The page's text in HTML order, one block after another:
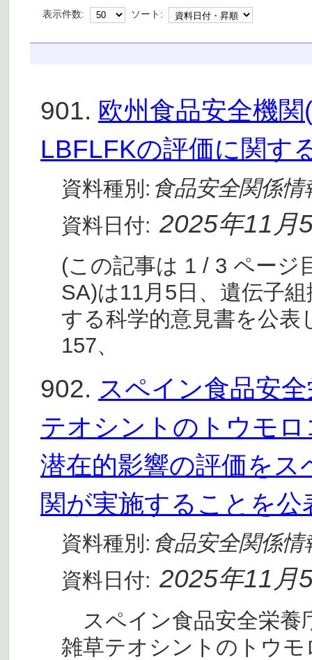
表示件数: ソート:
901. 欧州食品安全機
LBFLFKの評価に関す
資料種別: 食品安全関係情
資料日付: 2025年11月
(この記事は 1 / 3 ペー
SA)は11月5日、遺伝子
する科学的意見書を公表
157、
902. スペイン食品安
テオシントのトウモ
潜在的影響の評価を
関が実施することを公
資料種別: 食品安全関係情
資料日付: 2025年11月
スペイン食品安全栄養
雑草テオシントのトウ